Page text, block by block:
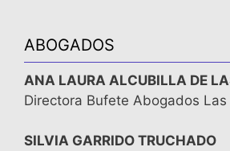
ABOGADOS
ANA LAURA ALCUBILLA DE
Directora Bufete Abogados Las
SILVIA GARRIDO TRUCHADO